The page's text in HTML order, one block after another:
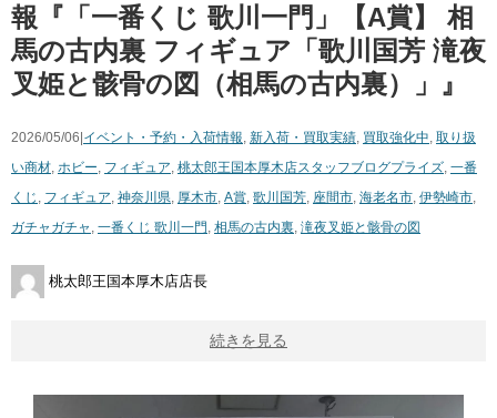
報『「一番くじ 歌川一門」【A賞】 相
馬の古内裏 フィギュア「歌川国芳 滝夜
叉姫と骸骨の図（相馬の古内裏）」』
2026/05/06|イベント・予約・入荷情報 新入荷・買取実績 買取強化中 取り扱
い商材 ホビー フィギュア 桃太郎王国本厚木店スタッフブログプライズ 一番
くじ
フィギュア 神奈川県 厚木市 A賞 歌川国芳 座間市 海老名市 伊勢崎市
ガチャガチャ 一番くじ 歌川一門 相馬の古内裏 滝夜叉姫と骸骨の図
桃太郎王国本厚木店店長
続きを見る